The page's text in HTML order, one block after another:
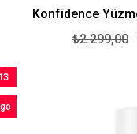
₺2.299,00